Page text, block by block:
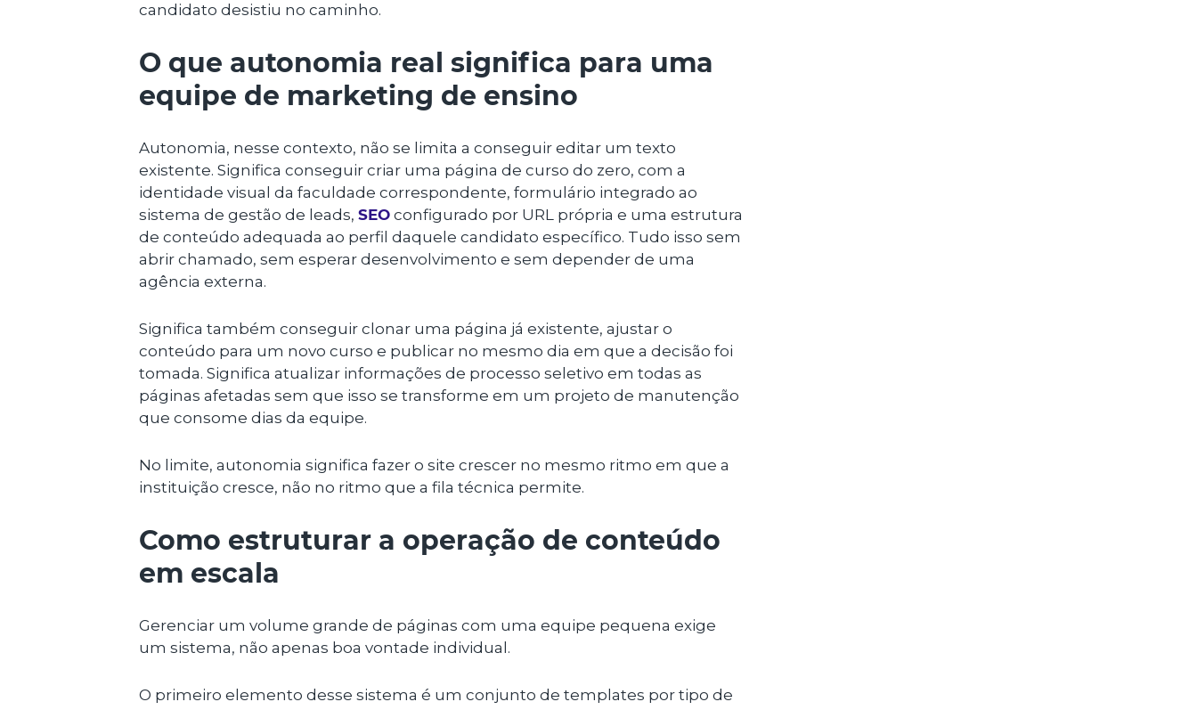
candidato desistiu no caminho.
O que autonomia real significa para uma
equipe de marketing de ensino
Autonomia, nesse contexto, não se limita a conseguir editar um texto
existente. Significa conseguir criar uma página de curso do zero, com a
identidade visual da faculdade correspondente, formulário integrado ao
sistema de gestão de leads, SEO configurado por URL própria e uma estrutura
de conteúdo adequada ao perfil daquele candidato específico. Tudo isso sem
abrir chamado, sem esperar desenvolvimento e sem depender de uma
agência externa.
Significa também conseguir clonar uma página já existente, ajustar o
conteúdo para um novo curso e publicar no mesmo dia em que a decisão foi
tomada. Significa atualizar informações de processo seletivo em todas as
páginas afetadas sem que isso se transforme em um projeto de manutenção
que consome dias da equipe.
No limite, autonomia significa fazer o site crescer no mesmo ritmo em que a
instituição cresce, não no ritmo que a fila técnica permite.
Como estruturar a operação de conteúdo
em escala
Gerenciar um volume grande de páginas com uma equipe pequena exige
um sistema, não apenas boa vontade individual.
O primeiro elemento desse sistema é um conjunto de templates por tipo de